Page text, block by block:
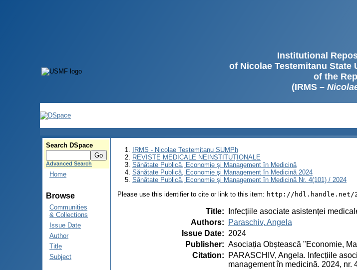
Institutional
of Nicolae Testemitanu State
of the
(IRMS –
Search DSpace
Advanced Search
Home
Browse
Communities
& Collections
Issue Date
Author
Title
Subject
IRMS - Nicolae Testemitanu SUMPh
REVISTE MEDICALE NEINSTITUȚIONALE
Sănătate Publică, Economie şi Management în Medicină
Sănătate Publică, Economie şi Management în Medicină 2024
Sănătate Publică, Economie şi Management în Medicină Nr. 4(101) / 2024
Please use this identifier to cite or link to this item: http://hdl.handle.net/
Title:
Infecțiile asociate asistenței
Authors:
Paraschiv, Angela
Issue Date: 2024
Publisher: Asociația Obștească "Economie,
Citation:
PARASCHIV, Angela. Infecțiile
management în medicină. 2024, nr.